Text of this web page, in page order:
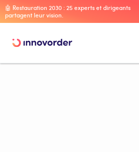
🤖 Restauration 2030 : 25 experts et dirigeants
partagent leur vision.